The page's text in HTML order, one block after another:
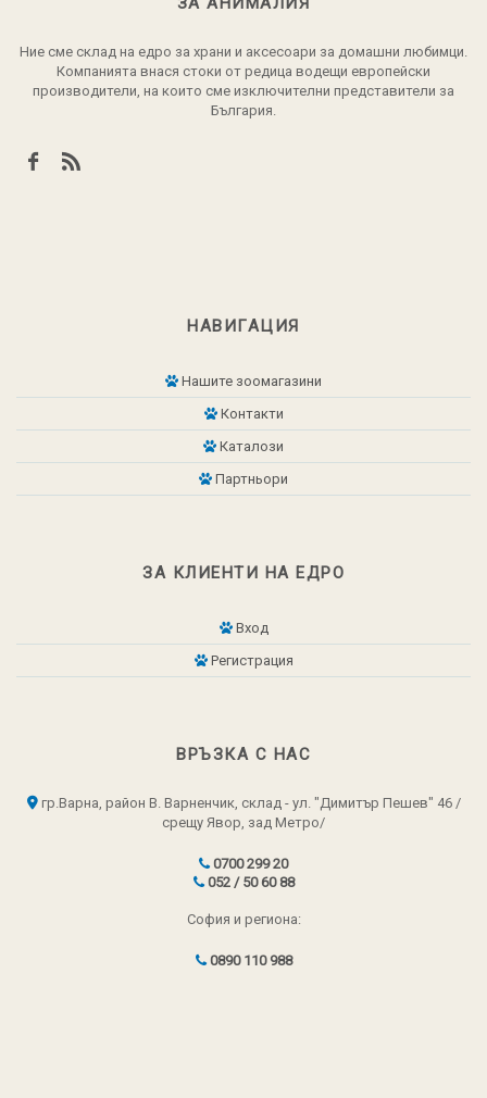
Ние сме склад на едро за храни и аксесоари за домашни любимци.
Компанията внася стоки от редица водещи европейски
производители, на които сме изключителни представители за
България.
НАВИГАЦИЯ
Нашите зоомагазини
Контакти
Каталози
Партньори
ЗА КЛИЕНТИ НА ЕДРО
Вход
Регистрация
ВРЪЗКА С НАС
гр.Варна, район В. Варненчик, склад - ул. "Димитър Пешев" 46 /
срещу Явор, зад Метро/
0700 299 20
052 / 50 60 88
София и региона:
0890 110 988